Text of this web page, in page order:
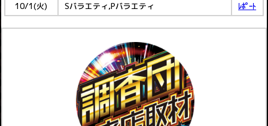
10/1(火) Sバラエティ,Pバラエティ ﾚﾎﾟｰﾄ